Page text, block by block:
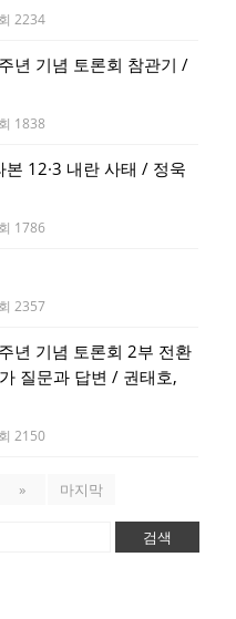
2234
년 기념 토론회 참관기 /
1838
12·3 내란 사태 / 정욱
1786
2357
년 기념 토론회 2부 전환
질문과 답변 / 권태호,
2150
» 마지막
검색